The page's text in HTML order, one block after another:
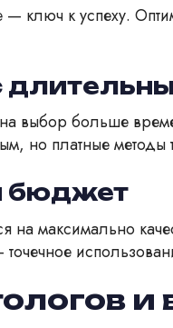
к успеху.
выбор больше
но платные
бюджет
на максимально
и